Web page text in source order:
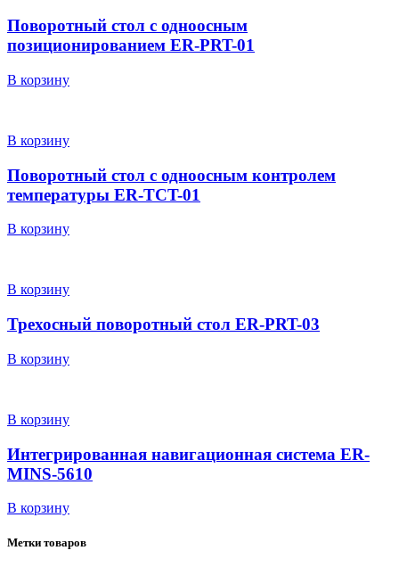
Поворотный стол с одноосным
позиционированием ER-PRT-01
В корзину
В корзину
Поворотный стол с одноосным контролем
температуры ER-TCT-01
В корзину
В корзину
Трехосный поворотный стол ER-PRT-03
В корзину
В корзину
Интегрированная навигационная система ER-
MINS-5610
В корзину
Метки товаров